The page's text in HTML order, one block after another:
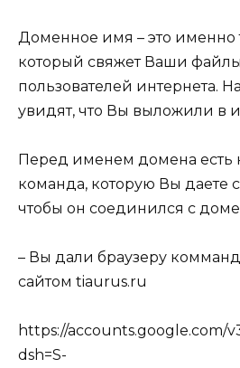
Доменное имя – это именно
который свяжет Ваши
пользователей интернета.
увидят, что Вы выложили в
Перед именем домена есть
команда, которую Вы даете
чтобы он соединился с
– Вы дали браузеру
сайтом tiaurus.ru
https://accounts.google.com/
dsh=S-